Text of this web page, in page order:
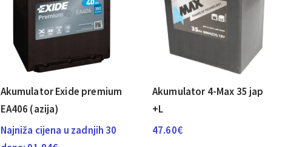
Akumulator Exide premium
EA406 (azija)
Najniža cijena u zadnjih 30
Akumulator 4-Max 35 jap
+L
47.60€